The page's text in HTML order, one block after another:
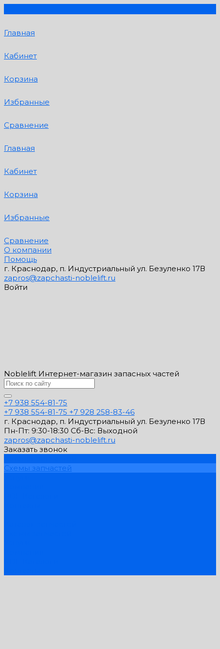
Главная
Кабинет
Корзина
Избранные
Сравнение
Главная
Кабинет
Корзина
Избранные
Сравнение
О компании
Помощь
г. Краснодар, п. Индустриальный ул. Безуленко 17В
zapros@zapchasti-noblelift.ru
Войти
Noblelift Интернет-магазин запасных частей
+7 938 554-81-75
+7 938 554-81-75 +7 928 258-83-46
г. Краснодар, п. Индустриальный ул. Безуленко 17В
Пн-Пт: 9:30-18:30 Cб-Вс: Выходной
zapros@zapchasti-noblelift.ru
Заказать звонок
Схемы запчастей